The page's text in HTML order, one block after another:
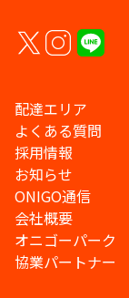
配達エリア
よくある質問
採用情報
お知らせ
ONIGO通信
会社概要
オニゴーパーク
協業パートナー